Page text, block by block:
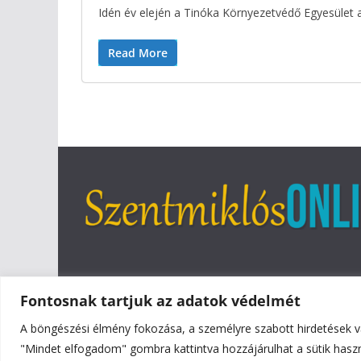
Fontosnak tartjuk az adatok védelmét
A böngészési élmény fokozása, a személyre szabott
"Mindet elfogadom" gombra kattintva hozzájárulhat a sütik
Idén év elején a Tinóka Környezetvédő
Read More
Copyright © 2026Szentmiklós Online. All rights
Theme: ColorMagby ThemeGrill. Powered by